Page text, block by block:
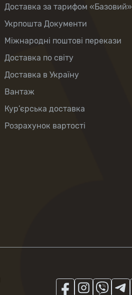
Доставка за тарифом «Базовий»
Укрпошта Документи
Міжнародні поштові перекази
Доставка по світу
Доставка в Україну
Вантаж
Кур’єрська доставка
Розрахунок вартості